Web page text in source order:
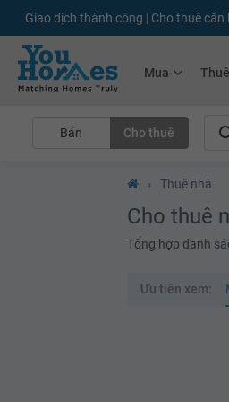
+75.000Tin đăng mới hàng tháng
Mua Thuê
Bán Cho thuê
› Thuê nhà
Cho thuê
Tổng hợp danh
Ưu tiên xem: